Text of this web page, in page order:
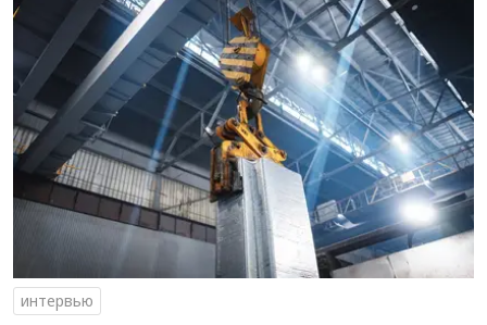
интервью